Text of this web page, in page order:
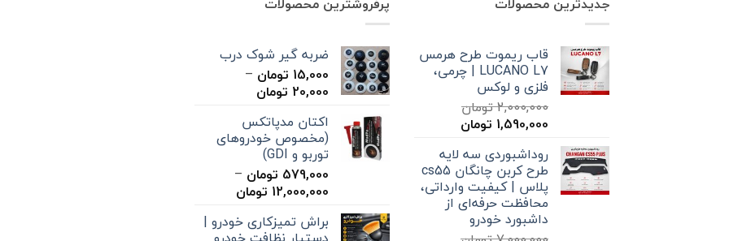
قاب ریموت طرح هرمس
LUCANO L7 | چرمی،
فلزی و لوکس
2,000,000تومان
قیمت
2,000,000 تومان
بود.
1,590,000 تومان
1,590,000 تومان
است.
روداشبوردی سه‌ لایه
طرح کربن چانگان cs55
پلاس | کیفیت وارداتی،
محافظت حرفه‌ای از
داشبورد خودرو
ضربه گیر شوک درب
15,000 تومان –
20,000 تومان
تا
اکتان مدپاتکس
(مخصوص خودروهای
توربو و GDI)
579,000 تومان –
12,000,000 تومان
براش تمیزکاری خودرو |